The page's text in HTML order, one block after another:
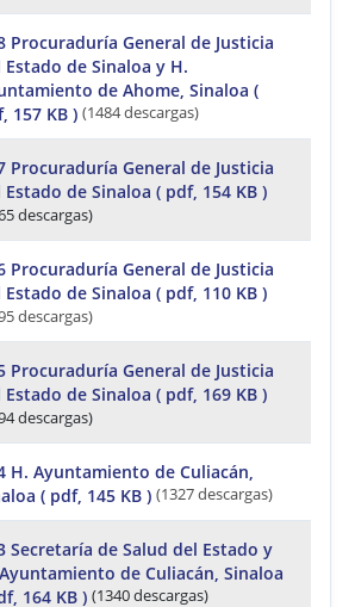
Procuraduría General de Justicia
Estado de Sinaloa y H.
de Ahome, Sinaloa (
157 KB ) (1484 descargas)
Procuraduría General de Justicia
Estado de Sinaloa ( pdf, 154 KB )
descargas)
Procuraduría General de Justicia
Estado de Sinaloa ( pdf, 110 KB )
descargas)
Procuraduría General de Justicia
Estado de Sinaloa ( pdf, 169 KB )
descargas)
H. Ayuntamiento de Culiacán,
( pdf, 145 KB ) (1327 descargas)
Secretaría de Salud del Estado y
de Culiacán, Sinaloa
164 KB ) (1340 descargas)